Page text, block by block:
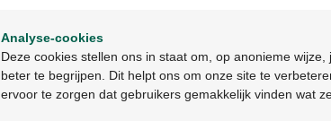
Ga verder in het nederlands
Analyse-cookies
Deze cookies stellen ons in staat om, op anonieme
beter te begrijpen. Dit helpt ons om onze site te
ervoor te zorgen dat gebruikers gemakkelijk vinden wat